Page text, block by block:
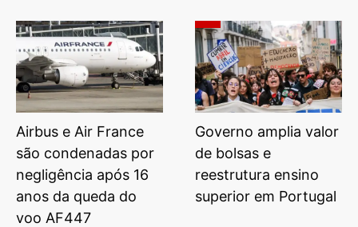
Airbus e Air France
são condenadas por
negligência após 16
anos da queda do
voo AF447
Governo amplia valor
de bolsas e
reestrutura ensino
superior em Portugal